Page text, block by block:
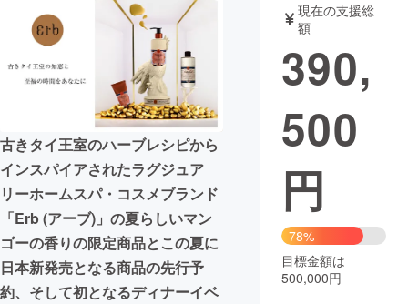
テクノロジー・ガジェット
映像・映画 書籍・雑誌
ビジネス・起業 チャレンジ
まちづくり・地域活性化
CAMPFIRE for Social Good
CAMPFIRE Creation
CAMPFIREふるさと納税
コミュニティ
古きタイ王室のハーブレシピから
インスパイアされたラグジュア
リーホームスパ・コスメブランド
「Erb (アーブ)」の夏らしいマン
ゴーの香りの限定商品とこの夏に
日本新発売となる商品の先行予
約、そして初となるディナーイベ
現在の支援総
額
390,
500
円
78%
目標金額は
500,000円